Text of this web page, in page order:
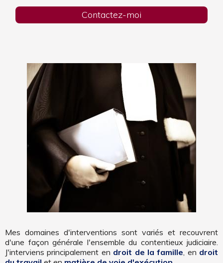
Contactez-moi
Mes domaines d'interventions sont variés et recouvrent
d'une façon générale l'ensemble du contentieux judiciaire.
J'interviens principalement en droit de la famille, en droit